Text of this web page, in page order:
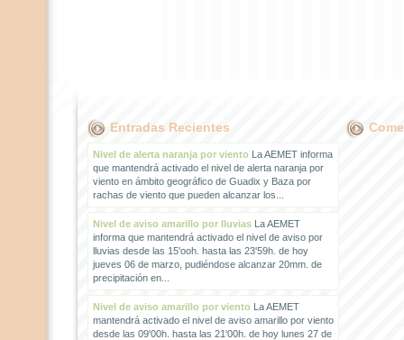
Entradas Recientes
Nivel de alerta naranja por vientoLa AEMET informa
que mantendrá activado el nivel de alerta naranja por
viento en ámbito geográfico de Guadix y Baza por
rachas de viento que pueden alcanzar los...
Nivel de aviso amarillo por lluviasLa AEMET
informa que mantendrá activado el nivel de aviso por
lluvias desde las 15'ooh. hasta las 23'59h. de hoy
jueves 06 de marzo, pudiéndose alcanzar 20mm. de
precipitación en...
Nivel de aviso amarillo por vientoLa AEMET
mantendrá activado el nivel de aviso amarillo por viento
desde las 09'00h. hasta las 21'00h. de hoy lunes 27 de